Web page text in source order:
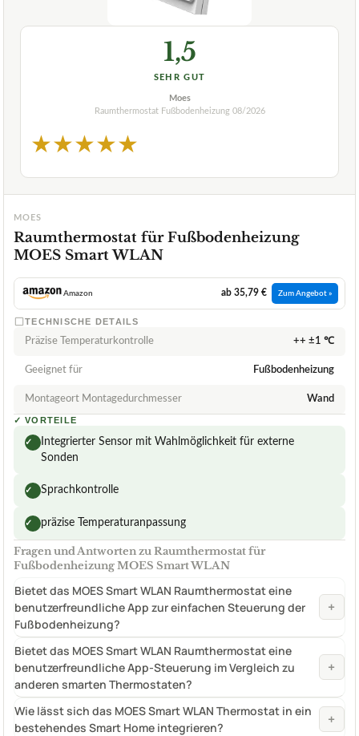
1,5
SEHR GUT
Moes
Raumthermostat Fußbodenheizung 08/2026
★★★★★
MOES
Raumthermostat für Fußbodenheizung
MOES Smart WLAN
Amazon ab 35,79 € Zum Angebot »
TECHNISCHE DETAILS
Präzise Temperaturkontrolle ++ ±1 ℃
Geeignet für Fußbodenheizung
Montageort Montagedurchmesser Wand
✓ VORTEILE
✓
Integrierter Sensor mit Wahlmöglichkeit für externe
Sonden
✓ Sprachkontrolle
✓ präzise Temperaturanpassung
Fragen und Antworten zu Raumthermostat für
Fußbodenheizung MOES Smart WLAN
Bietet das MOES Smart WLAN Raumthermostat eine
benutzerfreundliche App zur einfachen Steuerung der
Fußbodenheizung?
+
Bietet das MOES Smart WLAN Raumthermostat eine
benutzerfreundliche App-Steuerung im Vergleich zu
anderen smarten Thermostaten?
+
Wie lässt sich das MOES Smart WLAN Thermostat in ein
bestehendes Smart Home integrieren?
+